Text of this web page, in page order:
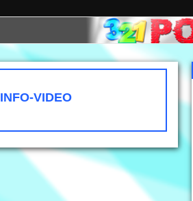
INFO-VIDEO
INFO-VIDEO